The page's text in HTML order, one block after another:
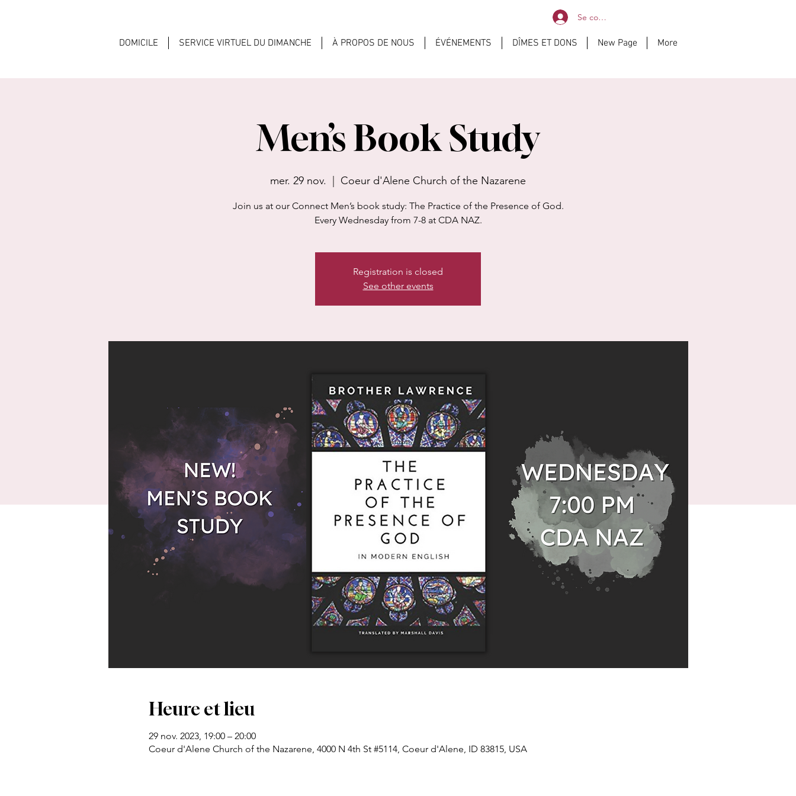
Se connecter
DOMICILE SERVICE VIRTUEL DU DIMANCHE À PROPOS DE NOUS ÉVÉNEMENTS DÎMES ET DONS New Page More
Men’s Book Study
mer. 29 nov. Coeur d'Alene Church of the Nazarene
Join us at our Connect Men’s book study: The Practice of the Presence of God.
Every Wednesday from 7-8 at CDA NAZ.
Registration is closed
See other events
Heure et lieu
29 nov. 2023, 19:00 – 20:00
Coeur d'Alene Church of the Nazarene, 4000 N 4th St #5114, Coeur d'Alene, ID 83815, USA